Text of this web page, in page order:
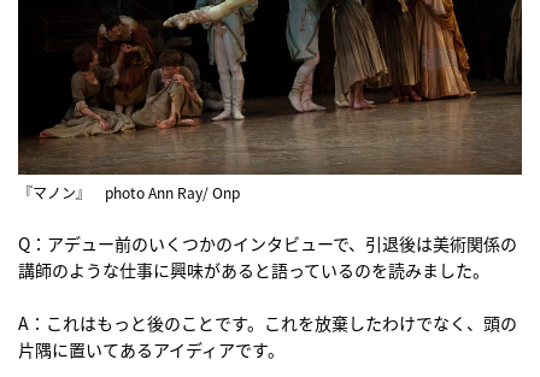
『マノン』 photo Ann Ray/ Onp
Q：アデュー前のいくつかのインタビューで、引退後は美術関係の
講師のような仕事に興味があると語っているのを読みました。
A：これはもっと後のことです。これを放棄したわけでなく、頭の
片隅に置いてあるアイディアです。